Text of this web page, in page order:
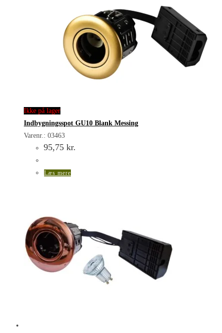
Ikke på lager
Indbygningsspot GU10 Blank Messing
Varenr.: 03463
95,75 kr.
Læs mere